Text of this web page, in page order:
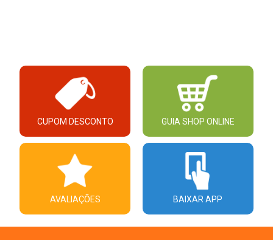
CUPOM DESCONTO GUIA SHOP ONLINE
AVALIAÇÕES BAIXAR APP